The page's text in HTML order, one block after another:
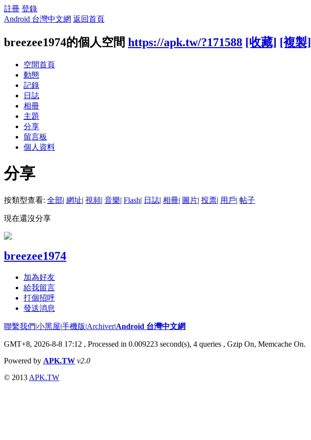
註冊 登錄
Android 台灣中文網 返回首頁
breezee1974的個人空間 https://apk.tw/?171588 [收藏] [複製]
空間首頁
動態
記錄
日誌
相冊
主題
分享
留言板
個人資料
分享
按類型查看: 全部| 網址| 視頻| 音樂| Flash| 日誌| 相冊| 圖片| 投票| 用戶| 帖子
現在還沒分享
breezee1974
加為好友
給我留言
打個招呼
發送消息
聯繫我們|小黑屋|手機版|Archiver|Android 台灣中文網
GMT+8, 2026-8-8 17:12 , Processed in 0.009223 second(s), 4 queries , Gzip On, Memcache On.
Powered by APK.TW v2.0
© 2013 APK.TW